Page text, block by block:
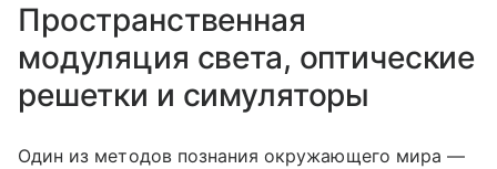
Пространственная
модуляция света, оптические
решетки и симуляторы
Один из методов познания окружающего мира —